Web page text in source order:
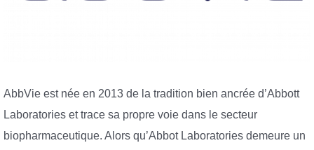
AbbVie est née en 2013 de la tradition bien ancrée d’Abbott
Laboratories et trace sa propre voie dans le secteur
biopharmaceutique. Alors qu’Abbot Laboratories demeure un